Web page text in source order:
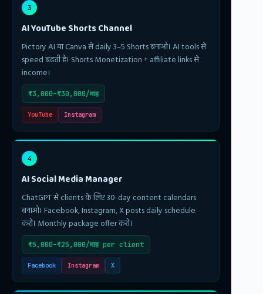
3
AI YouTube Shorts Channel
Pictory AI या Canva से daily 3–5 Shorts बनाओ। AI tools से
speed बढ़ती है। Shorts Monetization + affiliate links से
income।
₹3,000–₹30,000/माह
YouTube Instagram
4
AI Social Media Manager
ChatGPT से clients के लिए 30-day content calendars
बनाओ। Facebook, Instagram, X posts daily schedule
करो। Monthly package offer करो।
₹5,000–₹25,000/माह per client
Facebook Instagram X